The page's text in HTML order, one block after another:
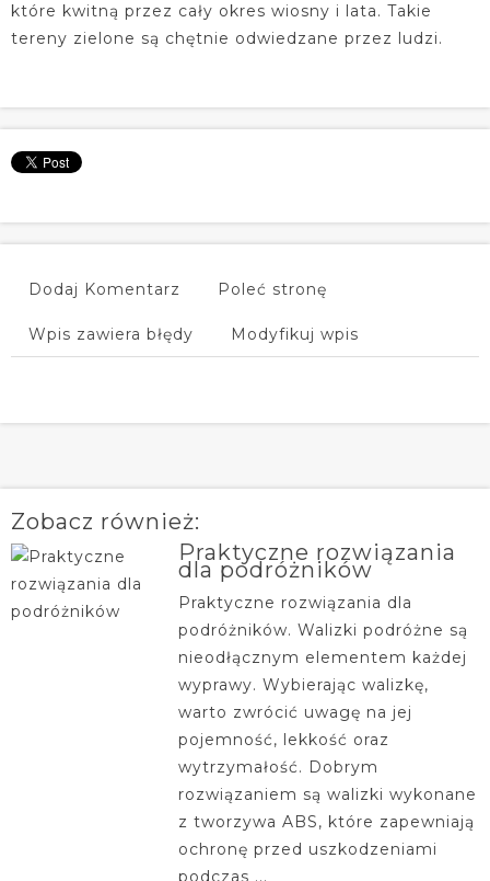
które kwitną przez cały okres wiosny i lata. Takie
tereny zielone są chętnie odwiedzane przez ludzi.
Dodaj Komentarz Poleć stronę
Wpis zawiera błędy Modyfikuj wpis
Zobacz również:
Praktyczne rozwiązania
dla podróżników
Praktyczne rozwiązania dla
podróżników. Walizki podróżne są
nieodłącznym elementem każdej
wyprawy. Wybierając walizkę,
warto zwrócić uwagę na jej
pojemność, lekkość oraz
wytrzymałość. Dobrym
rozwiązaniem są walizki wykonane
z tworzywa ABS, które zapewniają
ochronę przed uszkodzeniami
podczas ...